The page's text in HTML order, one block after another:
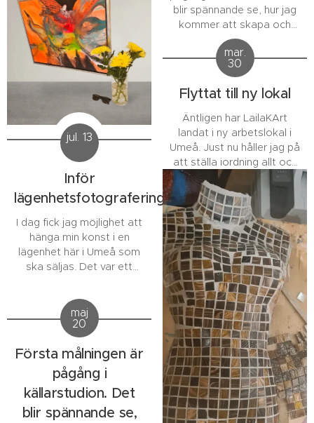
jobbet med
Öroninflammation. Feber,
värk och yr.......trodde det
skulle ge med sig i dag
men Ack Nej....nu tittat på
Netflix och tänkte säga
HEJ till Er som...
jul. 13
Inför
lägenhetsfotografering
I dag fick jag möjlighet att
hänga min konst i en
lägenhet här i Umeå som
ska säljas. Det var ett
"Bortom tid och rum"
Akryl, bister, akrylik.ink
monterad i silverram fick
pryda en av väggarna.
blir spännande se, hur jag
kommer att skapa och
om det kommer vara
någon skillnad i uttrycket.
Miljön där man skapar är
vad som kommer att
komma fram på
målarduken.
maj
20
Första målningen är
pågång i
källarstudion. Det
blir spännande se,
mar.
30
Flyttat till ny lokal
Äntligen har LailaKArt
landat i ny arbetslokal i
Umeå. Just nu håller jag på
att ställa iordning allt och
det är bara 8 min
promenad från där vi bor
(en snälla arbetskollega
som fixade lokalen åt mig
:), så bättre kunde det inte
bli, är så tacksam. När allt
är ställt iordning är det
bara att börja jobba.